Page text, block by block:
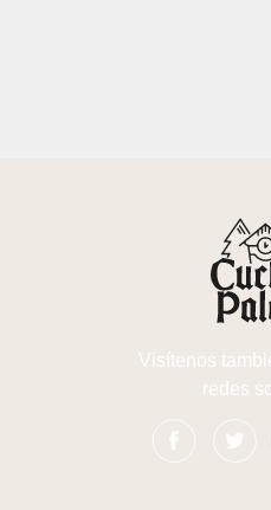
Visítenos
redes